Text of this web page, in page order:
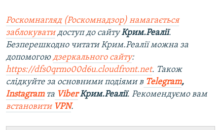
Роскомнагляд (Роскомнадзор) намагається
заблокуватидоступ до сайтуКрим.Реалії.
Безперешкодно читати Крим.Реалії можна за
допомогою дзеркального сайту:
https://dfs0qrmo00d6u.cloudfront.net. Також
слідкуйте за основними подіями в Telegram,
Instagramта ViberКрим.Реалії. Рекомендуємо вам
встановити VPN.